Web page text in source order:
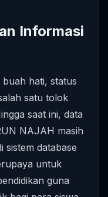
Informasi
hati, status
satu tolok
saat ini, data
NAJAH masih
sistem database
untuk
guna